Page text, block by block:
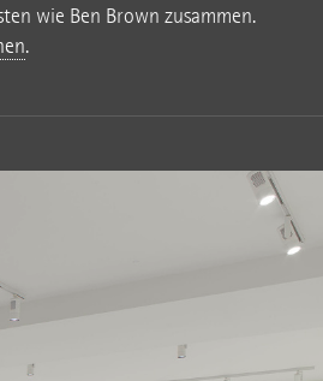
wie Ben Brown zusammen.
.